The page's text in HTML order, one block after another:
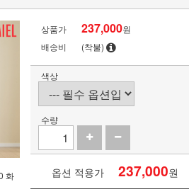
화
상품가 237,000원
배송비
(착불)
색상
수량
옵션 적용가 237,000원